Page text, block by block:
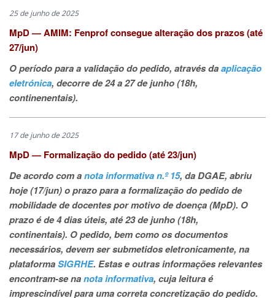
25 de junho de 2025
MpD — AMIM: Fenprof consegue alteração dos prazos (até
27/jun)
O período para a validação do pedido, através daaplicação
eletrónica, decorre de 24 a 27 de junho (18h,
continenentais).
17 de junho de 2025
MpD — Formalização do pedido (até 23/jun)
De acordo com anota informativa n.º 15, da DGAE, abriu
hoje (17/jun) o prazo para a formalização do pedido de
mobilidade de docentes por motivo de doença (MpD). O
prazo é de 4 dias úteis, até 23 de junho (18h,
continentais). O pedido, bem como os documentos
necessários, devem ser submetidos eletronicamente, na
plataformaSIGRHE. Estas e outras informações relevantes
encontram-se nanota informativa, cuja leitura é
imprescindível para uma correta concretização do pedido.